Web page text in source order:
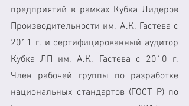
предприятий в рамках Кубка Лидеров
Производительности им. А.К. Гастева с
2011 г. и сертифицированный аудитор
Кубка ЛП им. А.К. Гастева с 2010 г.
Член рабочей группы по разработке
национальных стандартов (ГОСТ Р) по